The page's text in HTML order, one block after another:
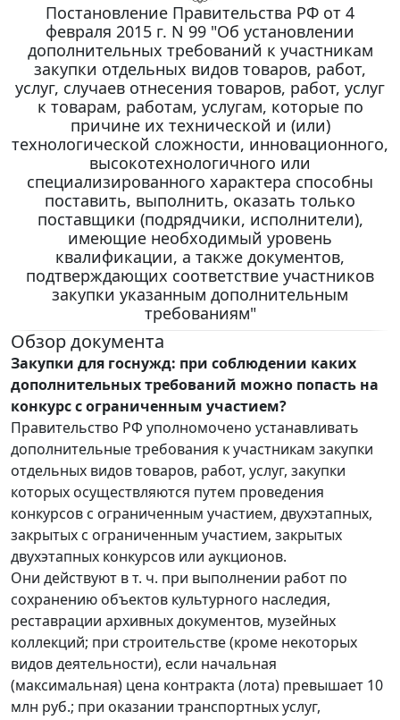
Постановление Правительства РФ от 4
февраля 2015 г. N 99 "Об установлении
дополнительных требований к участникам
закупки отдельных видов товаров, работ,
услуг, случаев отнесения товаров, работ, услуг
к товарам, работам, услугам, которые по
причине их технической и (или)
технологической сложности, инновационного,
высокотехнологичного или
специализированного характера способны
поставить, выполнить, оказать только
поставщики (подрядчики, исполнители),
имеющие необходимый уровень
квалификации, а также документов,
подтверждающих соответствие участников
закупки указанным дополнительным
требованиям"
Обзор документа
Закупки для госнужд: при соблюдении каких
дополнительных требований можно попасть на
конкурс с ограниченным участием?
Правительство РФ уполномочено устанавливать
дополнительные требования к участникам закупки
отдельных видов товаров, работ, услуг, закупки
которых осуществляются путем проведения
конкурсов с ограниченным участием, двухэтапных,
закрытых с ограниченным участием, закрытых
двухэтапных конкурсов или аукционов.
Они действуют в т. ч. при выполнении работ по
сохранению объектов культурного наследия,
реставрации архивных документов, музейных
коллекций; при строительстве (кроме некоторых
видов деятельности), если начальная
(максимальная) цена контракта (лота) превышает 10
млн руб.; при оказании транспортных услуг,